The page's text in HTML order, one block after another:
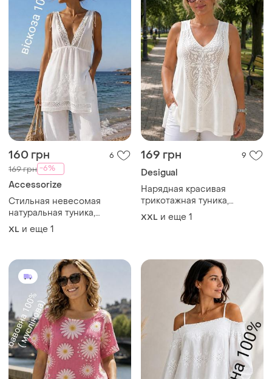
160 грн 6
169 грн -6%
Accessorize
Стильная невесомая
натуральная туника,
вышивка, кружево
XL и еще 1
169 грн 9
Desigual
Нарядная красивая
трикотажная туника,
украшенная орнаментом,
XXL и еще 1